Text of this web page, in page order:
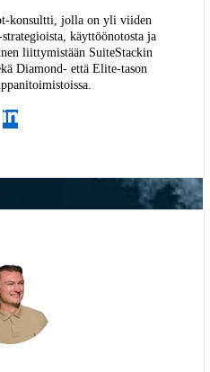
konsultti, jolla on yli viiden
käyttöönotosta ja
liittymistään SuiteStackin
Diamond- että Elite-tason